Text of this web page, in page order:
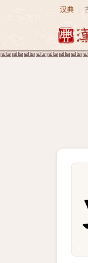
汉典